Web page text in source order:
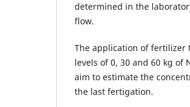
determined in the
flow.
The application of
levels of 0, 30 and 60 kg of
aim to estimate the
the last fertigation.